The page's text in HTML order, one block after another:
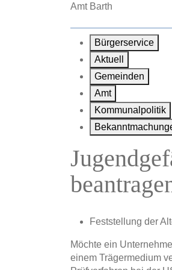
Zum Hauptinhalt springen
Amt Barth
Bürgerservice
Aktuell
Gemeinden
Amt
Kommunalpolitik
Feststellung der
Möchte ein
einem Trägermedium